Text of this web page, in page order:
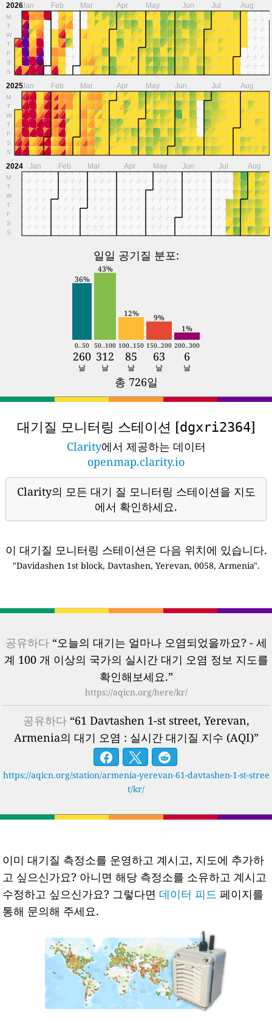
2026
M
T
W
T
F
S
S
Jan Feb Mar Apr May Jun Jul Aug
2025
M
T
W
T
F
S
S
Jan Feb Mar Apr May Jun Jul Aug
2024
M
T
W
T
F
S
S
Jan Feb Mar Apr May Jun Jul Aug
일일 공기질 분포:
36%
43%
12%
9%
1%
0..50 50..100 100..150 150..200 200..300
260 312 85 63 6
날 날 날 날 날
총 726일
대기질 모니터링 스테이션 [dgxri2364]
Clarity에서 제공하는 데이터
openmap.clarity.io
Clarity의 모든 대기 질 모니터링 스테이션을 지도
에서 확인하세요.
이 대기질 모니터링 스테이션은 다음 위치에 있습니다.
"Davidashen 1st block, Davtashen, Yerevan, 0058, Armenia".
공유하다“오늘의 대기는 얼마나 오염되었을까요? - 세
계 100 개 이상의 국가의 실시간 대기 오염 정보 지도를
확인해보세요.”
https://aqicn.org/here/kr/
공유하다“61 Davtashen 1-st street, Yerevan,
Armenia의 대기 오염 : 실시간 대기질 지수 (AQI)”
https://aqicn.org/station/armenia-yerevan-61-davtashen-1-st-stree
t/kr/
이미 대기질 측정소를 운영하고 계시고, 지도에 추가하
고 싶으신가요? 아니면 해당 측정소를 소유하고 계시고
수정하고 싶으신가요? 그렇다면 데이터 피드 페이지를
통해 문의해 주세요.